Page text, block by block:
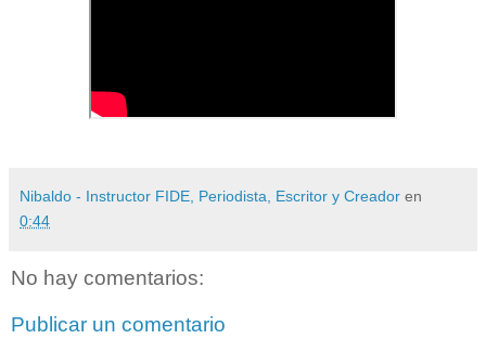
Nibaldo - Instructor FIDE, Periodista, Escritor y Creador en
0:44
No hay comentarios:
Publicar un comentario